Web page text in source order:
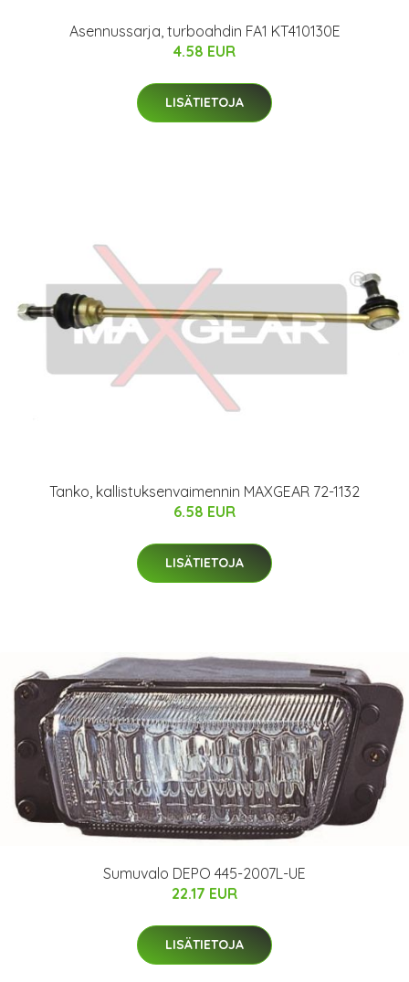
Asennussarja, turboahdin FA1 KT410130E
4.58 EUR
LISÄTIETOJA
Tanko, kallistuksenvaimennin MAXGEAR 72-1132
6.58 EUR
LISÄTIETOJA
Sumuvalo DEPO 445-2007L-UE
22.17 EUR
LISÄTIETOJA